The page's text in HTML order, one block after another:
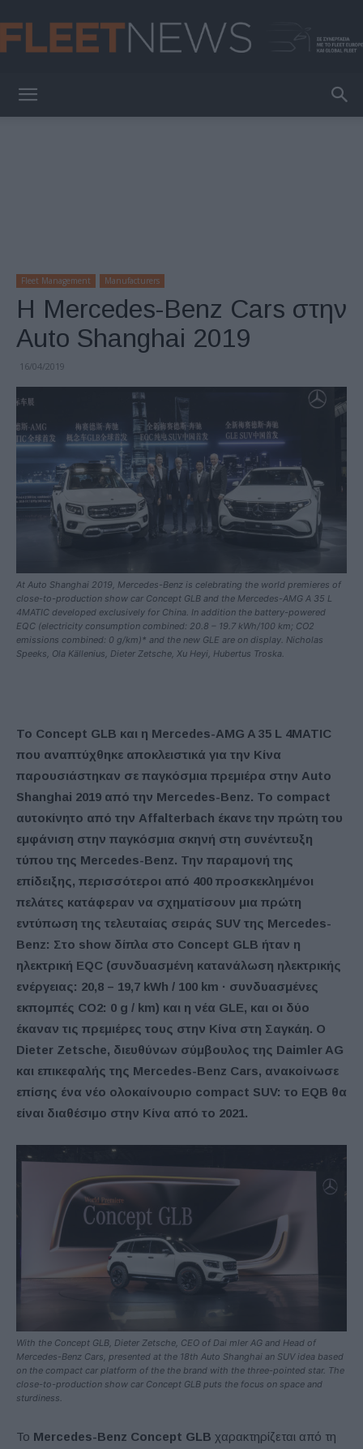
Fleet Management Manufacturers
Η Mercedes-Benz Cars στην
Auto Shanghai 2019
16/04/2019
At Auto Shanghai 2019, Mercedes-Benz is celebrating the world premieres of
close-to-production show car Concept GLB and the Mercedes-AMG A 35 L
4MATIC developed exclusively for China. In addition the battery-powered
EQC (electricity consumption combined: 20.8 – 19.7 kWh/100 km; CO2
emissions combined: 0 g/km)* and the new GLE are on display. Nicholas
Speeks, Ola Källenius, Dieter Zetsche, Xu Heyi, Hubertus Troska.
To Concept GLB και η Mercedes-AMG A 35 L 4MATIC
που αναπτύχθηκε αποκλειστικά για την Κίνα
παρουσιάστηκαν σε παγκόσμια πρεμιέρα στην Auto
Shanghai 2019 από την Mercedes-Benz. Το compact
αυτοκίνητο από την Affalterbach έκανε την πρώτη του
εμφάνιση στην παγκόσμια σκηνή στη συνέντευξη
τύπου της Mercedes-Benz. Την παραμονή της
επίδειξης, περισσότεροι από 400 προσκεκλημένοι
πελάτες κατάφεραν να σχηματίσουν μια πρώτη
εντύπωση της τελευταίας σειράς SUV της Mercedes-
Benz: Στο show δίπλα στο Concept GLB ήταν η
ηλεκτρική EQC (συνδυασμένη κατανάλωση ηλεκτρικής
ενέργειας: 20,8 – 19,7 kWh / 100 km · συνδυασμένες
εκπομπές CO2: 0 g / km) και η νέα GLE, και οι δύο
έκαναν τις πρεμιέρες τους στην Κίνα στη Σαγκάη. Ο
Dieter Zetsche, διευθύνων σύμβουλος της Daimler AG
και επικεφαλής της Mercedes-Benz Cars, ανακοίνωσε
επίσης ένα νέο ολοκαίνουριο compact SUV: το EQB θα
είναι διαθέσιμο στην Κίνα από το 2021.
With the Concept GLB, Dieter Zetsche, CEO of Dai mler AG and Head of
Mercedes-Benz Cars, presented at the 18th Auto Shanghai an SUV idea based
on the compact car platform of the the brand with the three-pointed star. The
close-to-production show car Concept GLB puts the focus on space and
sturdiness.
Το Mercedes-Benz Concept GLB χαρακτηρίζεται από τη